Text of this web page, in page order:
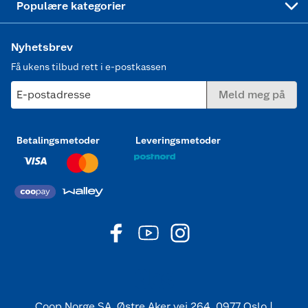
Populære kategorier
Nyhetsbrev
Få ukens tilbud rett i e-postkassen
E-postadresse Meld meg på
Betalingsmetoder Leveringsmetoder